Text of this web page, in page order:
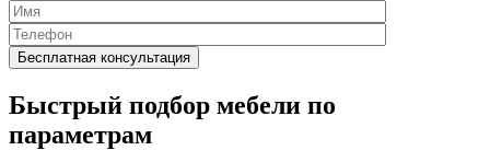
Быстрый подбор мебели по
параметрам